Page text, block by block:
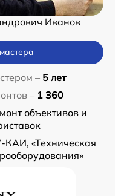
Иванов
– 5 лет
– 1 360
объективов и
«Техническая